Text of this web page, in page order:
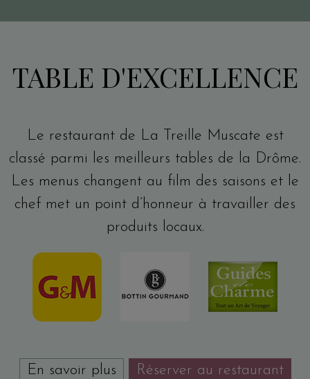
TABLE D'EXCELLENCE
Le restaurant de La Treille Muscate est
classé parmi les meilleurs tables de la Drôme.
Les menus changent au film des saisons et le
chef met un point d’honneur à travailler des
produits locaux.
En savoir plus Réserver au restaurant